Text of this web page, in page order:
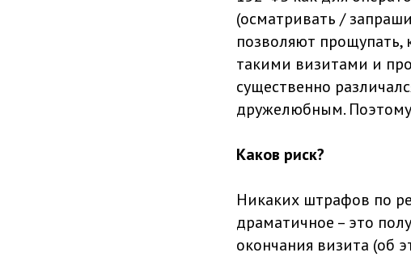
(осматривать /
позволяют прощупать,
такими визитами и
существенно
дружелюбным. Поэтому
Каков риск?
Никаких штрафов по
драматичное – это
окончания визита (об